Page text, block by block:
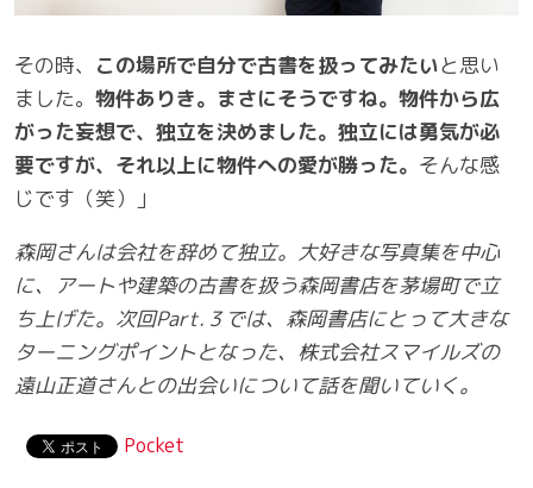
その時、 この場所で自分で古書を扱ってみたいと思い
ました。 物件ありき。まさにそうですね。物件から広
がった妄想で、独立を決めました。独立には勇気が必
要ですが、それ以上に物件への愛が勝った。 そんな感
じです（笑）」
森岡さんは会社を辞めて独立。大好きな写真集を中心
に、アートや建築の古書を扱う森岡書店を茅場町で立
ち上げた。次回Part.３では、森岡書店にとって大きな
ターニングポイントとなった、株式会社スマイルズの
遠山正道さんとの出会いについて話を聞いていく。
Pocket